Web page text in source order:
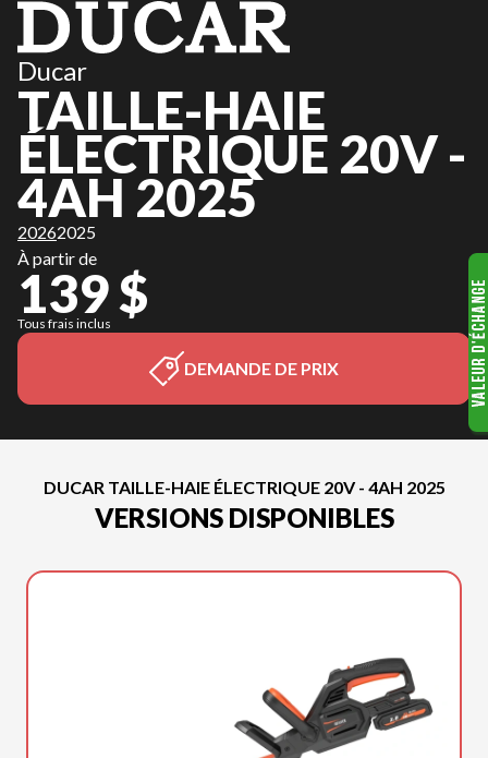
Ducar
TAILLE-HAIE
ÉLECTRIQUE 20V -
4AH 2025
20262025
À partir de
139 $
Tous frais inclus
DEMANDE DE PRIX
DUCAR TAILLE-HAIE ÉLECTRIQUE 20V - 4AH 2025
VERSIONS DISPONIBLES